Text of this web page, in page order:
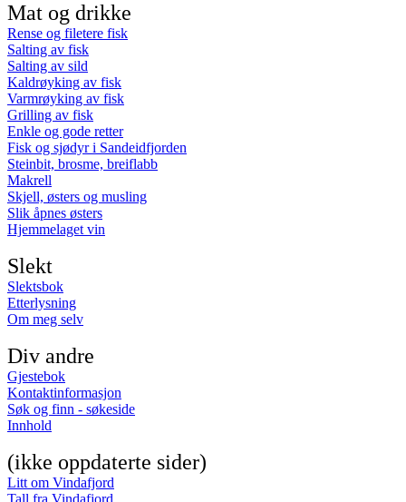
Mat og drikke
Rense og filetere fisk
Salting av fisk
Salting av sild
Kaldrøyking av fisk
Varmrøyking av fisk
Grilling av fisk
Enkle og gode retter
Fisk og sjødyr i Sandeidfjorden
Steinbit, brosme, breiflabb
Makrell
Skjell, østers og musling
Slik åpnes østers
Hjemmelaget vin
Slekt
Slektsbok
Etterlysning
Om meg selv
Div andre
Gjestebok
Kontaktinformasjon
Søk og finn - søkeside
Innhold
(ikke oppdaterte sider)
Litt om Vindafjord
Tall fra Vindafjord